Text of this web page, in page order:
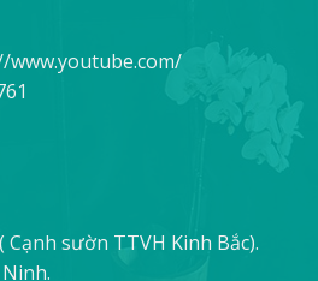
www.youtube.com/
sườn TTVH Kinh Bắc).